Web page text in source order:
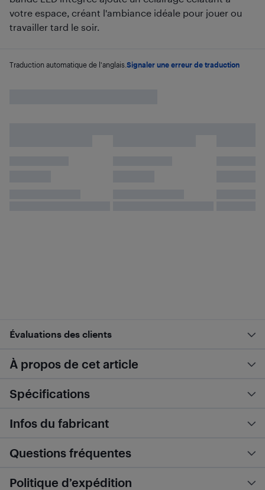
votre espace, créant l'ambiance idéale pour jouer ou
travailler tard le soir.
Traduction automatique de l'anglais. Signaler une erreur de traduction
Évaluations des clients
À propos de cet article
Spécifications
Infos du fabricant
Questions fréquentes
Politique d’expédition